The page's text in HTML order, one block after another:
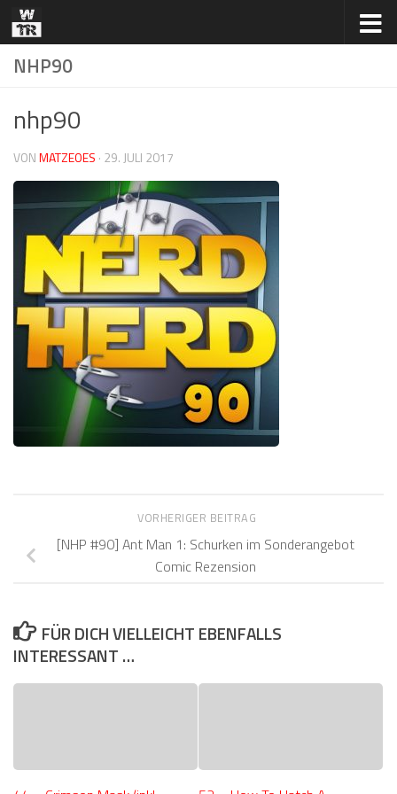
Zum Inhalt springen
NHP90
nhp90
VONMATZEOES · 29. JULI 2017
VORHERIGER BEITRAG
[NHP #90] Ant Man 1: Schurken im Sonderangebot
Comic Rezension
FÜR DICH VIELLEICHT EBENFALLS
INTERESSANT …